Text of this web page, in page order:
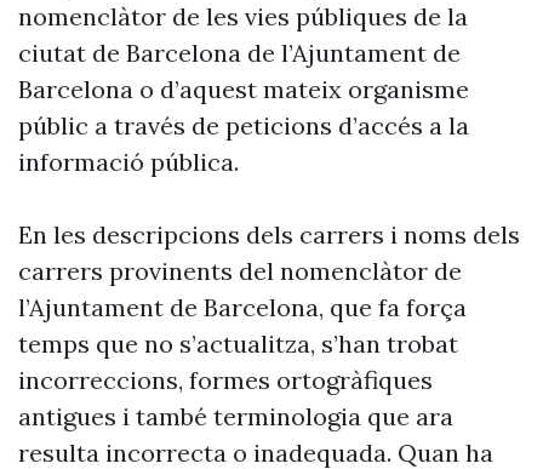
nomenclàtor de les vies públiques de la
ciutat de Barcelona de l’Ajuntament de
Barcelona o d’aquest mateix organisme
públic a través de peticions d’accés a la
informació pública.
En les descripcions dels carrers i noms dels
carrers provinents del nomenclàtor de
l’Ajuntament de Barcelona, que fa força
temps que no s’actualitza, s’han trobat
incorreccions, formes ortogràfiques
antigues i també terminologia que ara
resulta incorrecta o inadequada. Quan ha